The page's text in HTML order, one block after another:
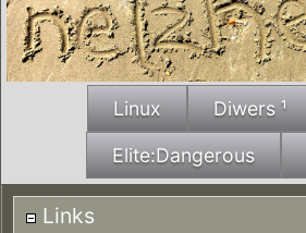
Linux Diwers ¹
Elite:Dangerous
Links